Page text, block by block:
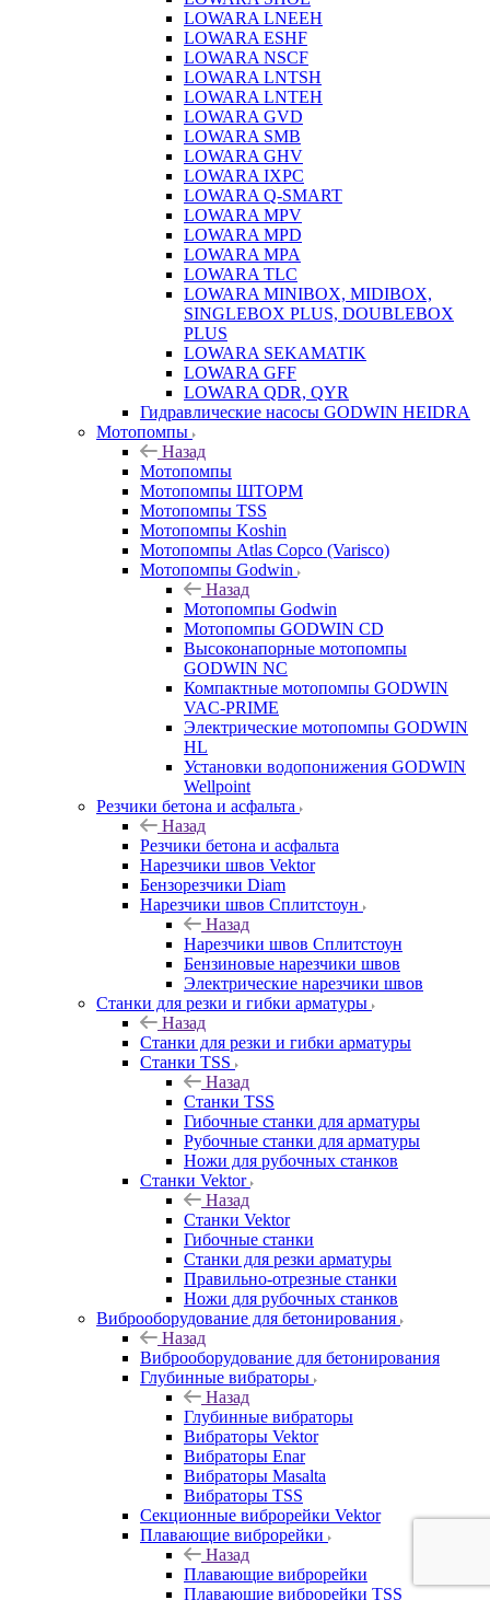
LOWARA LNEEH
LOWARA ESHF
LOWARA NSCF
LOWARA LNTSH
LOWARA LNTEH
LOWARA GVD
LOWARA SMB
LOWARA GHV
LOWARA IXPС
LOWARA Q-SMART
LOWARA MPV
LOWARA MPD
LOWARA MPA
LOWARA TLC
LOWARA MINIBOX, MIDIBOX,
SINGLEBOX PLUS, DOUBLEBOX
PLUS
LOWARA SEKAMATIK
LOWARA GFF
LOWARA QDR, QYR
Гидравлические насосы GODWIN HEIDRA
Мотопомпы
Назад
Мотопомпы
Мотопомпы ШТОРМ
Мотопомпы TSS
Мотопомпы Koshin
Мотопомпы Atlas Copco (Varisco)
Мотопомпы Godwin
Назад
Мотопомпы Godwin
Мотопомпы GODWIN CD
Высоконапорные мотопомпы
GODWIN NC
Компактные мотопомпы GODWIN
VAC-PRIME
Электрические мотопомпы GODWIN
HL
Установки водопонижения GODWIN
Wellpoint
Резчики бетона и асфальта
Назад
Резчики бетона и асфальта
Нарезчики швов Vektor
Бензорезчики Diam
Нарезчики швов Сплитстоун
Назад
Нарезчики швов Сплитстоун
Бензиновые нарезчики швов
Электрические нарезчики швов
Станки для резки и гибки арматуры
Назад
Станки для резки и гибки арматуры
Станки TSS
Назад
Станки TSS
Гибочные станки для арматуры
Рубочные станки для арматуры
Ножи для рубочных станков
Станки Vektor
Назад
Станки Vektor
Гибочные станки
Станки для резки арматуры
Правильно-отрезные станки
Ножи для рубочных станков
Виброоборудование для бетонирования
Назад
Виброоборудование для бетонирования
Глубинные вибраторы
Назад
Глубинные вибраторы
Вибраторы Vektor
Вибраторы Enar
Вибраторы Masalta
Вибраторы TSS
Секционные виброрейки Vektor
Плавающие виброрейки
Назад
Плавающие виброрейки
Плавающие виброрейки TSS